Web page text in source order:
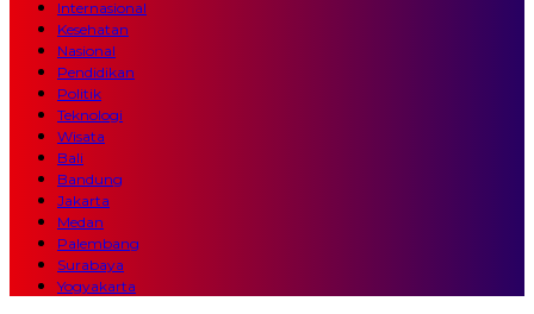
Internasional
Kesehatan
Nasional
Pendidikan
Politik
Teknologi
Wisata
Bali
Bandung
Jakarta
Medan
Palembang
Surabaya
Yogyakarta